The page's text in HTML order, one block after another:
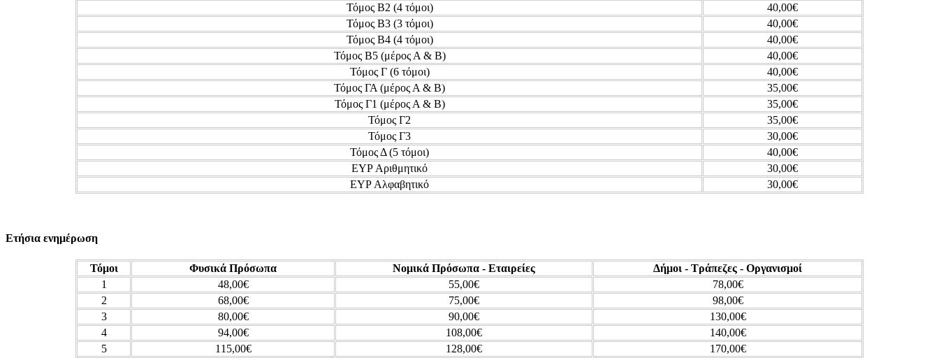
Τόμος Β2 (4 τόμοι)
40,00€
Τόμος Β3(3 τόμοι)
40,00€
Τόμος Β4(4 τόμοι)
40,00€
Τόμος Β5(μέρος Α & Β)
40,00€
Τόμος Γ(6 τόμοι)
40,00€
Τόμος ΓΑ (μέρος Α & Β)
35,00€
Τόμος Γ1 (μέρος Α & Β)
35,00€
Τόμος Γ2
35,00€
Τόμος Γ3
30,00€
Τόμος Δ(5 τόμοι)
40,00€
ΕΥΡ Αριθμητικό
30,00€
ΕΥΡ Αλφαβητικό 30,00€
Ετήσια ενημέρωση
Τόμοι Φυσικά Πρόσωπα Νομικά Πρόσωπα - Εταιρείες
Δήμοι - Τράπεζες - Οργανισμοί
1
48,00€ 55,00€
78,00€
2
68,00€ 75,00€
98,00€
3
80,00€ 90,00€
130,00€
4
94,00€ 108,00€
140,00€
5
115,00€ 128,00€
170,00€